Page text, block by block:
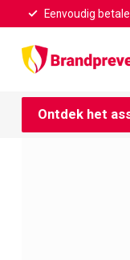
Eenvoudig
Ontdek het
Home /